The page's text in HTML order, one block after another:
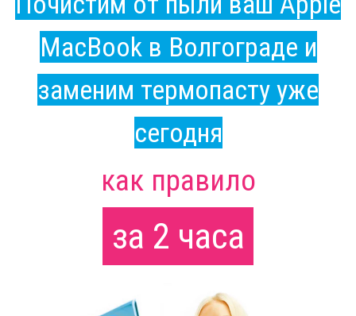
MacBook в Волгограде и
заменим термопасту уже
сегодня
как правило
за 2 часа